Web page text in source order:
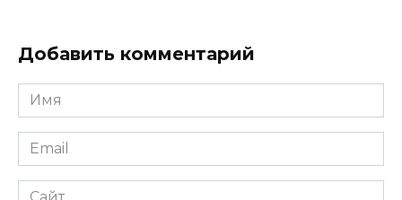
Добавить комментарий
Имя
*
Email
*
Сайт